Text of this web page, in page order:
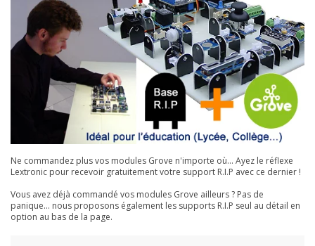
Ne commandez plus vos modules Grove n'importe où... Ayez le réflexe
Lextronic pour recevoir gratuitement votre support R.I.P avec ce dernier !
Vous avez déjà commandé vos modules Grove ailleurs ? Pas de
panique... nous proposons également les supports R.I.P seul au détail en
option au bas de la page.